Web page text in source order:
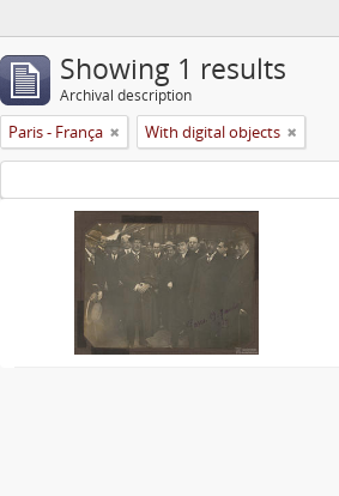
Showing 1 results
Archival description
Paris - França With digital objects